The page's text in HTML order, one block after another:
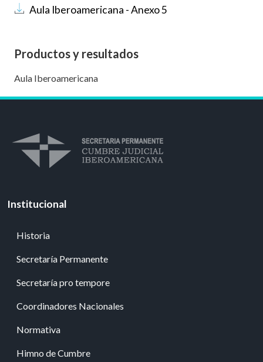
Documento
Aula Iberoamericana - Anexo 5
Productos y resultados
Aula Iberoamericana
Institucional
Historia
Secretaría Permanente
Secretaría pro tempore
Coordinadores Nacionales
Normativa
Himno de Cumbre